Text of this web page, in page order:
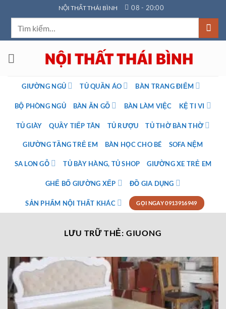
qua
dung
NỘI THẤT THÁI BÌNH 08 - 20:00
GIƯỜNG NGỦ TỦ QUẦN ÁO BÀN TRANG ĐIỂM
BỘ PHÒNG NGỦ BÀN ĂN GỖ BÀN LÀM VIỆC KỆ TI VI
TỦ GIÀY QUẦY TIẾP TÂN TỦ RƯỢU TỦ THỜ BÀN THỜ
GIƯỜNG TẦNG TRẺ EM BÀN HỌC CHO BÉ SOFA NỆM
SA LON GỖ TỦ BÀY HÀNG, TỦ SHOP GIƯỜNG XE TRẺ EM
GHẾ BỐ GIƯỜNG XẾP ĐỒ GIA DỤNG
SẢN PHẨM NỘI THẤT KHÁC GỌI NGAY 0913916949
LƯU TRỮ THẺ: GIUONG